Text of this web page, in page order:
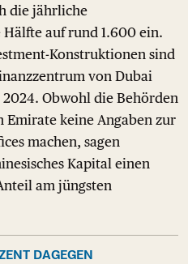
die jährliche
auf rund 1.600 ein.
Konstruktionen sind
von Dubai
Obwohl die Behörden
Emirate keine Angaben zur
machen, sagen
Kapital einen
am jüngsten
DAGEGEN